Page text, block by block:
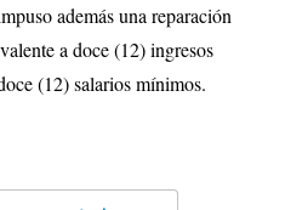
además una reparación
a doce (12) ingresos
(12) salarios mínimos.